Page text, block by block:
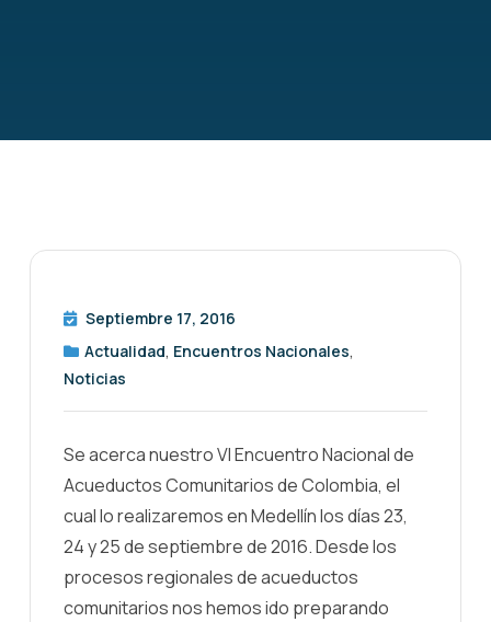
Septiembre 17, 2016
Actualidad, Encuentros Nacionales,
Noticias
Se acerca nuestro VI Encuentro Nacional de
Acueductos Comunitarios de Colombia, el
cual lo realizaremos en Medellín los días 23,
24 y 25 de septiembre de 2016. Desde los
procesos regionales de acueductos
comunitarios nos hemos ido preparando